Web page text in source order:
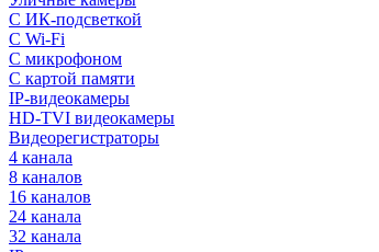
С ИК-подсветкой
С Wi-Fi
С микрофоном
С картой памяти
IP-видеокамеры
HD-TVI видеокамеры
Видеорегистраторы
4 канала
8 каналов
16 каналов
24 канала
32 канала